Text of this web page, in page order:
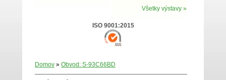
Všetky výstavy »
ISO 9001:2015
Domov » Obvod: S-93C66BD